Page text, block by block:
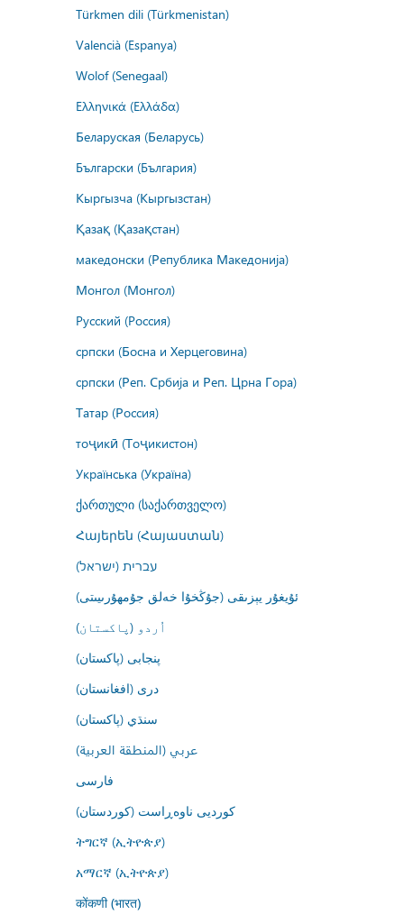
Türkmen dili (Türkmenistan)
Valencià (Espanya)
Wolof (Senegaal)
Ελληνικά (Ελλάδα)
Беларуская (Беларусь)
Български (България)
Кыргызча (Кыргызстан)
Қазақ (Қазақстан)
македонски (Република Македонија)
Монгол (Монгол)
Русский (Россия)
српски (Босна и Херцеговина)
српски (Реп. Србија и Реп. Црна Гора)
Татар (Россия)
тоҷикӣ (Тоҷикистон)
Українська (Україна)
ქართული (საქართველო)
Հայերեն (Հայաստան)
עברית (ישראל)
ئۇيغۇر يېزىقى (جۇڭخۇا خەلق جۇمھۇرىيىتى)
اُردو (پاکستان)
پنجابی (پاکستان)
درى (افغانستان)
سنڌي (پاکستان)
عربي (المنطقة العربية)
فارسى
کوردیی ناوەڕاست (کوردستان)
ትግርኛ (ኢትዮጵያ)
አማርኛ (ኢትዮጵያ)
कोंकणी (भारत)